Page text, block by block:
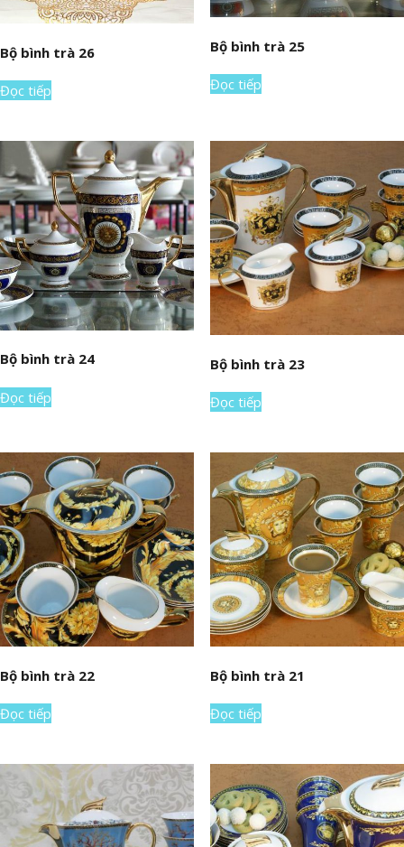
Bộ bình trà 26
Đọc tiếp
Bộ bình trà 25
Đọc tiếp
Bộ bình trà 24
Đọc tiếp
Bộ bình trà 23
Đọc tiếp
Bộ bình trà 22
Đọc tiếp
Bộ bình trà 21
Đọc tiếp